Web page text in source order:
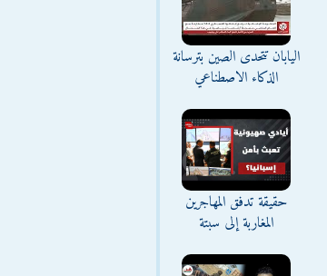
اليابان تتحدى الصين بترسانة
الذكاء الاصطناعي
حقيقة تدفق المهاجرين
المغاربة إلى سبتة